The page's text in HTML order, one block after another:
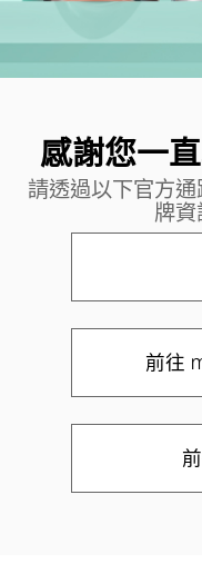
感謝您一
請透過以下官方
牌資
前往